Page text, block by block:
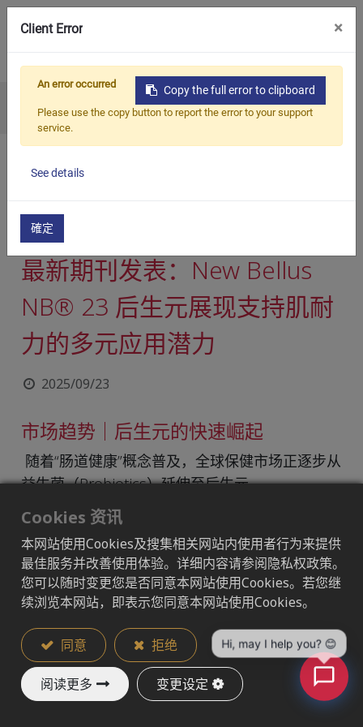
New Bellus NB®23 后生元支持肌耐力与加速疲劳恢复的多元产品应用
New Bellus NB®23 后生
元支持肌耐力与加速疲劳
恢复的多元产品应用
最新期刊发表：New Bellus
NB® 23 后生元展现支持肌耐
力的多元应用潜力
2025/09/23
市场趋势｜后生元的快速崛起
随着“肠道健康”概念普及，全球保健市场正逐步从
益生菌（Probiotics）延伸至后生元
（Postbiotics）。后生元具有 稳定性高、应用形
式多元 的特点，让食品与营养产品开发更具弹
性。根据 MarketsandMarkets 的调查，全球后生
元市场规模将自 2025 年的约 1.467 亿美元，预计
至 2030 年突破 2.248 亿美元，年复合增长率超过
点。
Cookies 资讯
本网站使用Cookies及搜集相关网站内使用者行为来提供
最佳服务并改善使用体验。详细内容请参阅隐私权政策。
您可以随时变更您是否同意本网站使用Cookies。若您继
续浏览本网站，即表示您同意本网站使用Cookies。
同意 拒绝
阅读更多 变更设定
Hi, may I help you? 😊
Client Error ×
Copy the full error to clipboard
An error occurred
Please use the copy button to report the error to your support
service.
See details
確定